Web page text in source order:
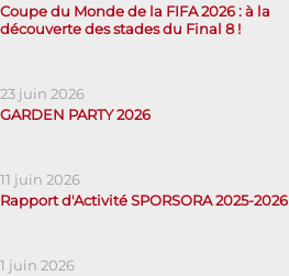
Coupe du Monde de la FIFA 2026 : à la
découverte des stades du Final 8 !
23 juin 2026
GARDEN PARTY 2026
11 juin 2026
Rapport d'Activité SPORSORA 2025-2026
1 juin 2026